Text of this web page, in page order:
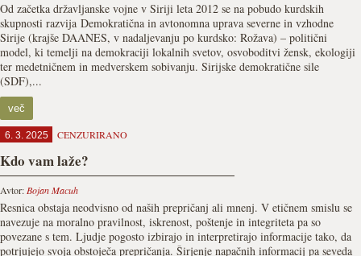
Od začetka državljanske vojne v Siriji leta 2012 se na pobudo kurdskih
skupnosti razvija Demokratična in avtonomna uprava severne in vzhodne
Sirije (krajše DAANES, v nadaljevanju po kurdsko: Rožava) – politični
model, ki temelji na demokraciji lokalnih svetov, osvoboditvi žensk, ekologiji
ter medetničnem in medverskem sobivanju. Sirijske demokratične sile
(SDF),...
več
6. 3. 2025 CENZURIRANO
Kdo vam laže?
Avtor: Bojan Macuh
Resnica obstaja neodvisno od naših prepričanj ali mnenj. V etičnem smislu se
navezuje na moralno pravilnost, iskrenost, poštenje in integriteta pa so
povezane s tem. Ljudje pogosto izbirajo in interpretirajo informacije tako, da
potrjujejo svoja obstoječa prepričanja. Širjenje napačnih informacij pa seveda